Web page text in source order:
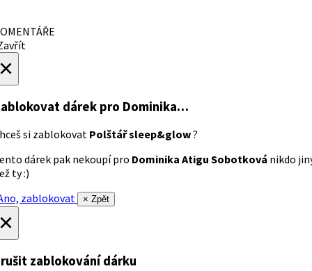
dárek pro Dominika…
si zablokovat Polštář sleep&glow?
dárek pak nekoupí pro Dominika Atigu Sobotková nikdo
ty :)
zablokovat
× Zpět
zablokování dárku